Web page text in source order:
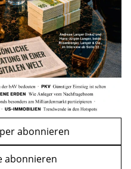
weiter
abonnieren
abonnieren